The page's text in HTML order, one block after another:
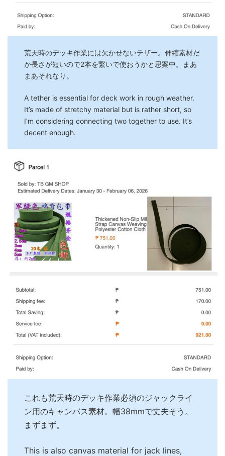
荒天時のデッキ作業には欠かせないテザー。伸縮素材だ
か長さが短いので2本を繋いで使おうかと思案中。まあ
まあそれなり。
A tether is essential for deck work in rough weather.
It’s made of stretchy material but is rather short, so
I’m considering connecting two together to use. It’s
decent enough.
これも荒天時のデッキ作業必須のジャックライ
ン用のキャンバス素材。幅38mmで丈夫そう。
まずまず。
This is also canvas material for jack lines,